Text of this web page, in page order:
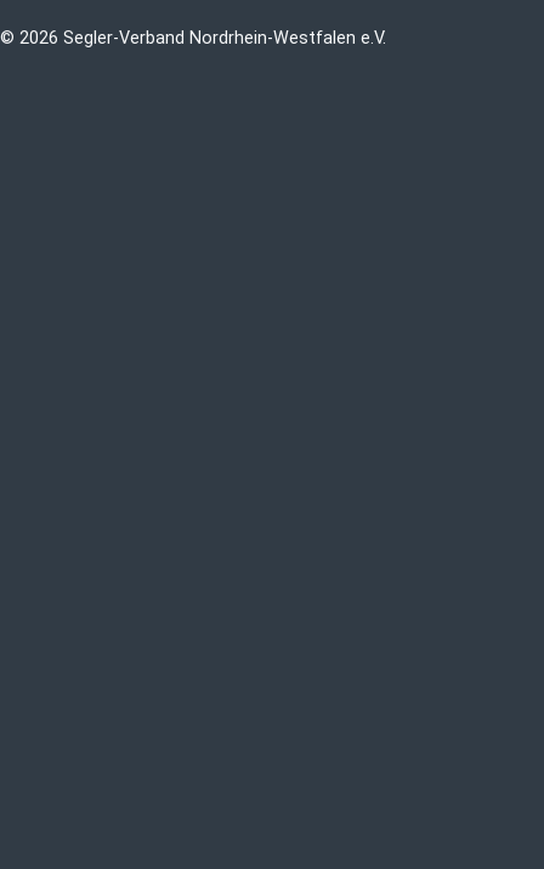
© 2026 Segler-Verband Nordrhein-Westfalen e.V.